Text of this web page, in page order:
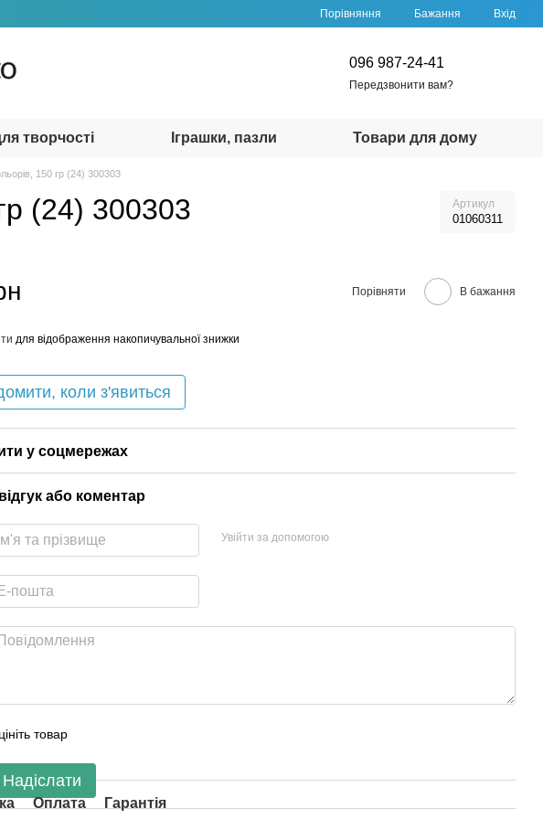
Порівняння Бажання Вхід
096 987-24-41
Передзвонити вам?
творчості Іграшки, пазли Товари для дому
150 гр (24) 300303
(24) 300303 Артикул
01060311
Порівняти В бажання
для відображення накопичувальної знижки
коли з'явиться
у соцмережах
або коментар
Увійти за допомогою
товар
Надіслати
Оплата Гарантія